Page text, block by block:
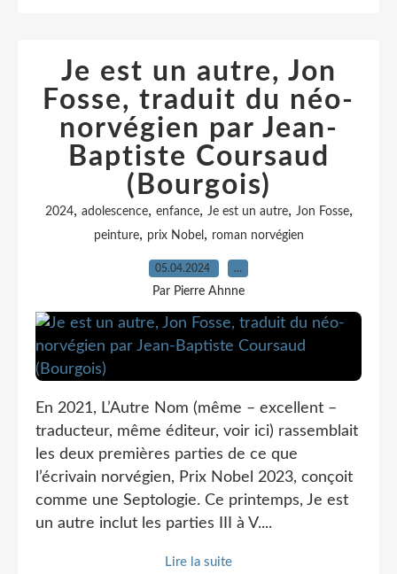
Je est un autre, Jon
Fosse, traduit du néo-
norvégien par Jean-
Baptiste Coursaud
(Bourgois)
2024, adolescence, enfance, Je est un autre, Jon Fosse,
peinture, prix Nobel, roman norvégien
05.04.2024 …
Par Pierre Ahnne
En 2021, L’Autre Nom (même – excellent –
traducteur, même éditeur, voir ici) rassemblait
les deux premières parties de ce que
l’écrivain norvégien, Prix Nobel 2023, conçoit
comme une Septologie. Ce printemps, Je est
un autre inclut les parties III à V....
Lire la suite